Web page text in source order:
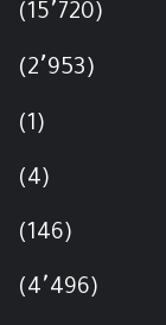
(15٬720)
(2٬953)
(1)
(4)
(146)
(4٬496)